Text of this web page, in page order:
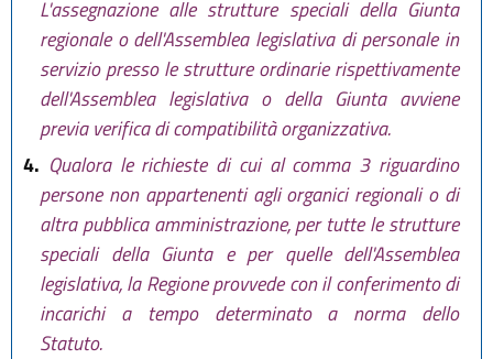
L'assegnazione alle strutture speciali della Giunta
regionale o dell'Assemblea legislativa di personale in
servizio presso le strutture ordinarie rispettivamente
dell'Assemblea legislativa o della Giunta avviene
previa verifica di compatibilità organizzativa.
4. Qualora le richieste di cui al comma 3 riguardino
persone non appartenenti agli organici regionali o di
altra pubblica amministrazione, per tutte le strutture
speciali della Giunta e per quelle dell'Assemblea
legislativa, la Regione provvede con il conferimento di
incarichi a tempo determinato a norma dello
Statuto.